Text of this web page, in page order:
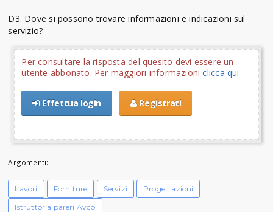
D3. Dove si possono trovare informazioni e indicazioni sul
servizio?
Per consultare la risposta del quesito devi essere un
utente abbonato. Per maggiori informazioniclicca qui
Effettua login Registrati
Argomenti:
Lavori Forniture Servizi
Progettazioni
Istruttoria pareri Avcp